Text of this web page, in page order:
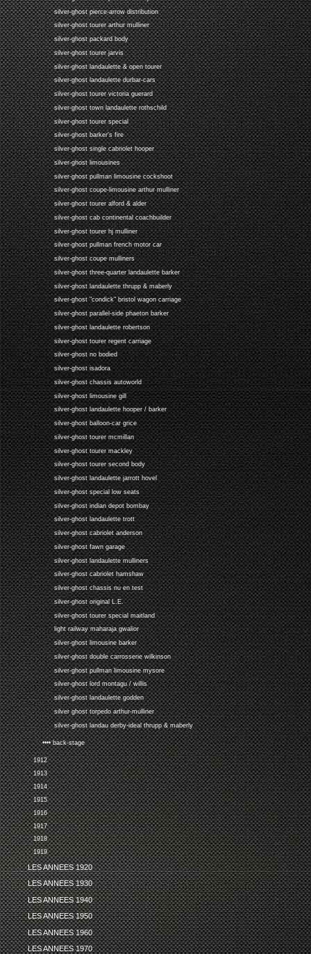
silver-ghost pierce-arrow distribution
silver-ghost tourer arthur mulliner
silver-ghost packard body
silver-ghost tourer jarvis
silver-ghost landaulette & open tourer
silver-ghost landaulette durbar-cars
silver-ghost tourer victoria guerard
silver-ghost town landaulette rothschild
silver-ghost tourer special
silver-ghost barker's fire
silver-ghost single cabriolet hooper
silver-ghost limousines
silver-ghost pullman limousine cockshoot
silver-ghost coupe-limousine arthur mulliner
silver-ghost tourer alford & alder
silver-ghost cab continental coachbuilder
silver-ghost tourer hj mulliner
silver-ghost pullman french motor car
silver-ghost coupe mulliners
silver-ghost three-quarter landaulette barker
silver-ghost landaulette thrupp & maberly
silver-ghost "condick" bristol wagon carriage
silver-ghost parallel-side phaeton barker
silver-ghost landaulette robertson
silver-ghost tourer regent carriage
silver-ghost no bodied
silver-ghost isadora
silver-ghost chassis autoworld
silver-ghost limousine gill
silver-ghost landaulette hooper / barker
silver-ghost balloon-car grice
silver-ghost tourer mcmillan
silver-ghost tourer mackley
silver-ghost tourer second body
silver-ghost landaulette jarrott hovel
silver-ghost special low seats
silver-ghost indian depot bombay
silver-ghost landaulette trott
silver-ghost cabriolet anderson
silver-ghost fawn garage
silver-ghost landaulette mulliners
silver-ghost cabriolet hamshaw
silver-ghost chassis nu en test
silver-ghost original L.E.
silver-ghost tourer special maitland
light railway maharaja gwalior
silver-ghost limousine barker
silver-ghost double carrosserie wilkinson
silver-ghost pullman limousine mysore
silver-ghost lord montagu / willis
silver-ghost landaulette godden
silver ghost torpedo arthur-mulliner
silver-ghost landau derby-ideal thrupp & maberly
•••• back-stage
1912
1913
1914
1915
1916
1917
1918
1919
LES ANNEES 1920
LES ANNEES 1930
LES ANNEES 1940
LES ANNEES 1950
LES ANNEES 1960
LES ANNEES 1970